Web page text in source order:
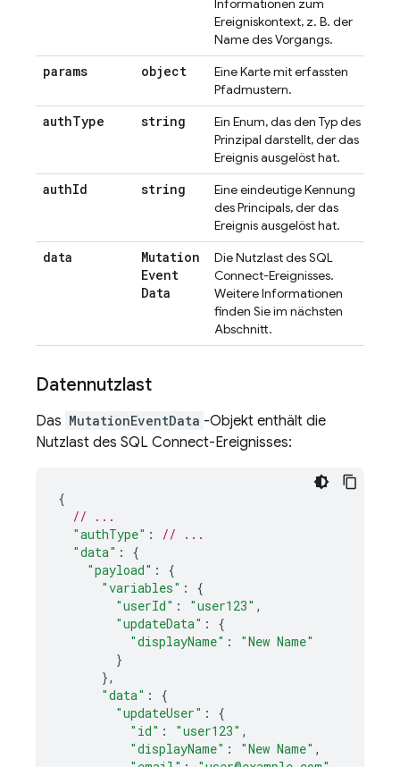
Informationen zum
Ereigniskontext, z. B. der
Name des Vorgangs.
params object
Eine Karte mit erfassten
Pfadmustern.
authType string
Ein Enum, das den Typ des
Prinzipal darstellt, der das
Ereignis ausgelöst hat.
authId string
Eine eindeutige Kennung
des Principals, der das
Ereignis ausgelöst hat.
data
Mutation
Event
Data
Die Nutzlast desSQL
Connect-Ereignisses.
Weitere Informationen
finden Sie im nächsten
Abschnitt.
Datennutzlast
Das MutationEventData -Objekt enthält die
Nutzlast des SQL Connect-Ereignisses:
{
// ...
"authType" :
// ...
"data" :
{
"payload" :
{
"variables" :
{
"userId" : "user123" ,
"updateData" :
{
"displayName" :
"New Name"
}
},
"data" :
{
"updateUser" :
{
"id" : "user123" ,
"displayName" : "New Name" ,